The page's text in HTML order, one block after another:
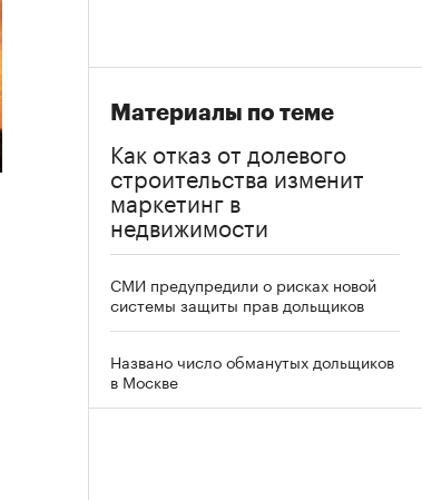
Материалы по теме
Как отказ от долевого
строительства изменит
маркетинг в
недвижимости
СМИ предупредили о рисках новой
системы защиты прав дольщиков
Названо число обманутых дольщиков
в Москве